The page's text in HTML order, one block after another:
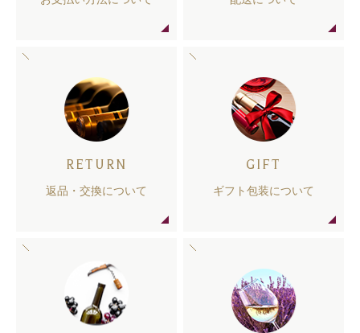
RETURN
返品・交換について
GIFT
ギフト包装について